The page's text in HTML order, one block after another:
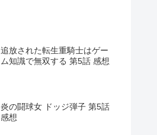
追放された転生重騎士はゲー
ム知識で無双する 第5話 感想
炎の闘球女 ドッジ弾子 第5話
感想